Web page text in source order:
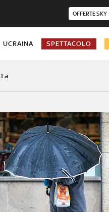
OFFERTE SKY
UCRAINA SPETTACOLO